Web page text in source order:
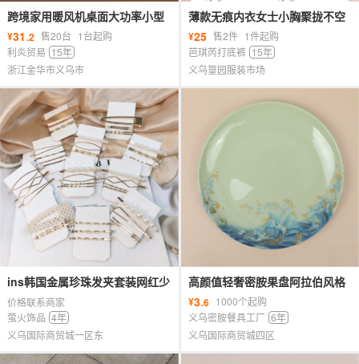
跨境家用暖风机桌面大功率小型
取暖器可壁挂宿舍速热便携式电
暖器
¥31.2 售20台 1台起购
利炎贸易 15年
浙江金华市义乌市
薄款无痕内衣女士小胸聚拢不空
杯防下垂收副乳无钢圈美背运动
文胸
¥25 售2件 1件起购
芭琪芮打底裤 15年
义乌篁园服装市场
ins韩国金属珍珠发夹套装网红少
女百拱一字夹简约边夹发卡发饰
女
价格联系商家
萤火饰品 4年
义乌国际商贸城一区东
高颜值轻奢密胺果盘阿拉伯风格
复古水果盘pet金色奢华时尚花边
¥3.6 1000个起购
义乌密胺餐具工厂 6年
义乌国际商贸城四区